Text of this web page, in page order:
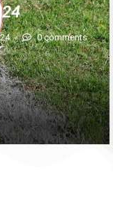
0 comments